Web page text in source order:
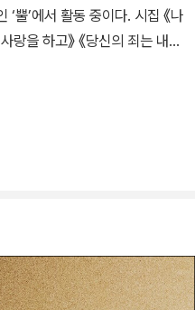
뿔’에서 활동 중이다. 시집 《나
랑을 하고》 《당신의 죄는 내가
기금, 신동엽문학상을 받았다.
았다면
면